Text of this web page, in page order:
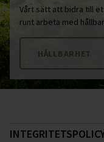
Vårt sätt att bidra till
runt arbeta med
HÅLLBARHET